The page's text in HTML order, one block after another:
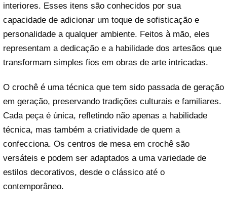
interiores. Esses itens são conhecidos por sua
capacidade de adicionar um toque de sofisticação e
personalidade a qualquer ambiente. Feitos à mão, eles
representam a dedicação e a habilidade dos artesãos que
transformam simples fios em obras de arte intricadas.
O crochê é uma técnica que tem sido passada de geração
em geração, preservando tradições culturais e familiares.
Cada peça é única, refletindo não apenas a habilidade
técnica, mas também a criatividade de quem a
confecciona. Os centros de mesa em crochê são
versáteis e podem ser adaptados a uma variedade de
estilos decorativos, desde o clássico até o
contemporâneo.